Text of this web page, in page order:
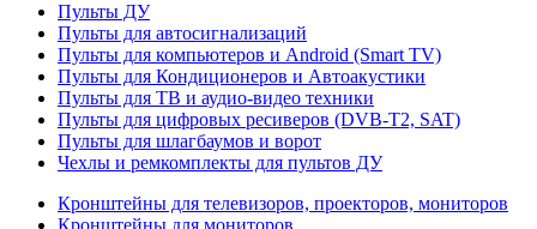
Пульты ДУ
Пульты для автосигнализаций
Пульты для компьютеров и Android (Smart TV)
Пульты для Кондиционеров и Автоакустики
Пульты для ТВ и аудио-видео техники
Пульты для цифровых ресиверов (DVB-T2, SAT)
Пульты для шлагбаумов и ворот
Чехлы и ремкомплекты для пультов ДУ
Кронштейны для телевизоров, проекторов, мониторов
Кронштейны для мониторов